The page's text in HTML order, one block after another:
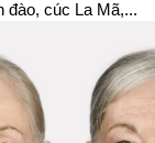
đào, cúc La Mã,...